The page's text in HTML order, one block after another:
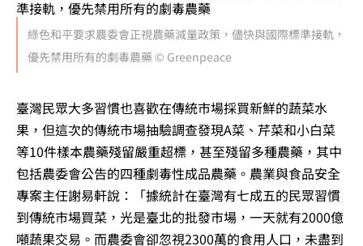
綠色和平要求農委會正視農藥減量政策，儘快與國際標準接軌，
優先禁用所有的劇毒農藥 © Greenpeace
臺灣民眾大多習慣也喜歡在傳統市場採買新鮮的蔬菜水
果，但這次的傳統市場抽驗調查發現A菜、芹菜和小白菜
等10件樣本農藥殘留嚴重超標，甚至殘留多種農藥，其中
包括農委會公告的四種劇毒性成品農藥。農業與食品安全
專案主任謝易軒說：「據統計在臺灣有七成五的民眾習慣
到傳統市場買菜，光是臺北的批發市場，一天就有2000億
噸蔬果交易。而農委會卻忽視2300萬的食用人口，未盡到